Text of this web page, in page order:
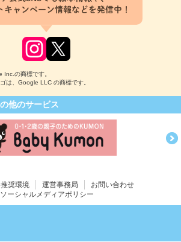
キャンペーン情報などを発信中！
の商標です。
、Google LLC の商標です。
他のサービス
推奨環境 運営事務局
お問い合わせ
ソーシャルメディアポリシー